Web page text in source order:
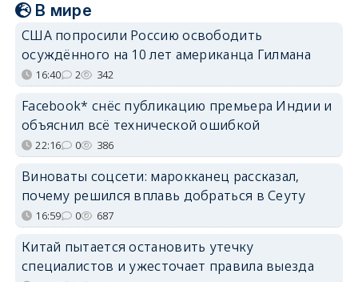
В мире
США попросили Россию освободить
осуждённого на 10 лет американца Гилмана
16:40 2 342
Facebook* снёс публикацию премьера Индии и
объяснил всё технической ошибкой
22:16 0 386
Виноваты соцсети: марокканец рассказал,
почему решился вплавь добраться в Сеуту
16:59 0 687
Китай пытается остановить утечку
специалистов и ужесточает правила выезда